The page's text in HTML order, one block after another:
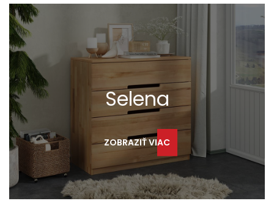
Selena
ZOBRAZIŤ VIAC